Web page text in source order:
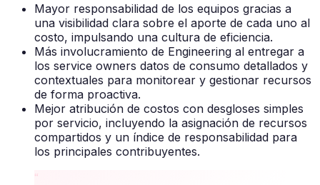
Mayor responsabilidad de los equipos gracias a
una visibilidad clara sobre el aporte de cada uno al
costo, impulsando una cultura de eficiencia.
Más involucramiento de Engineering al entregar a
los service owners datos de consumo detallados y
contextuales para monitorear y gestionar recursos
de forma proactiva.
Mejor atribución de costos con desgloses simples
por servicio, incluyendo la asignación de recursos
compartidos y un índice de responsabilidad para
los principales contribuyentes.
“